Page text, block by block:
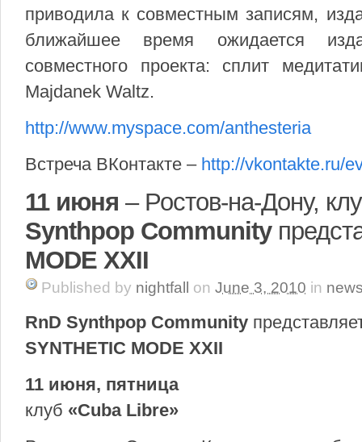
приводила к совместным записям,
ближайшее время ожидается
совместного проекта: сплит
Majdanek Waltz.
http://www.myspace.com/anthesteria
Встреча ВКонтакте – http://vkontakte.ru/
11 июня – Ростов-на-Дону,
Synthpop Community
MODE XXII
Published by nightfall on June 3, 2010 in
RnD Synthpop Community
SYNTHETIC MODE XXII
11 июня, пятница
клуб «Cuba Libre»